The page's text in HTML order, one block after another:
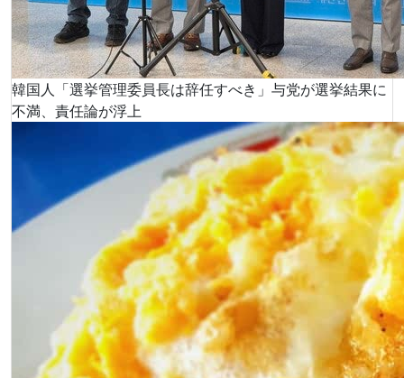
韓国人「選挙管理委員長は辞任すべき」与党が選挙結果に
不満、責任論が浮上